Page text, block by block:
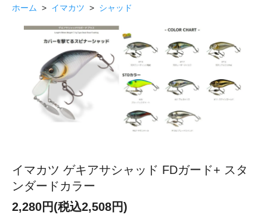
ホーム > イマカツ > シャッド
イマカツ ゲキアサシャッド FDガード+ スタ
ンダードカラー
2,280円(税込2,508円)